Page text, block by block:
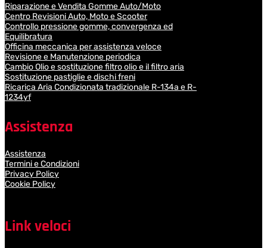
Riparazione e Vendita Gomme Auto/Moto
Centro Revisioni Auto, Moto e Scooter
Controllo pressione gomme, convergenza ed
Equilibratura
Officina meccanica per assistenza veloce
Revisione e Manutenzione periodica
Cambio Olio e sostituzione filtro olio e il filtro aria
Sostituzione pastiglie e dischi freni
Ricarica Aria Condizionata tradizionale R-134a e R-
1234yf
Assistenza
Assistenza
Termini e Condizioni
Privacy Policy
Cookie Policy
Link veloci